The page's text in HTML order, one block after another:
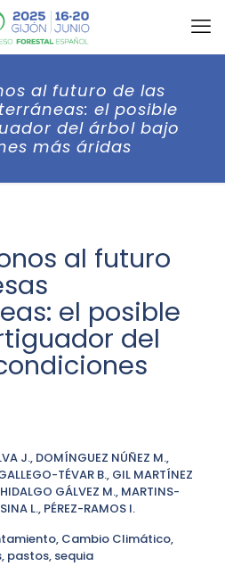
al futuro de las
el posible
del árbol bajo
más áridas
al futuro
el posible
del
J., DOMÍNGUEZ NÚÑEZ M.,
TÉVAR B., GIL MARTÍNEZ
GÁLVEZ M., MARTINS-
L., PÉREZ-RAMOS I.
Cambio Climático,
pastos, sequia